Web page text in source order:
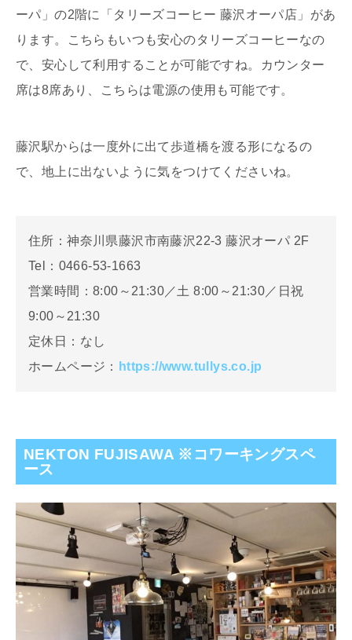
ーパ」の2階に「タリーズコーヒー 藤沢オーパ店」があ
ります。こちらもいつも安心のタリーズコーヒーなの
で、安心して利用することが可能ですね。カウンター
席は8席あり、こちらは電源の使用も可能です。
藤沢駅からは一度外に出て歩道橋を渡る形になるの
で、地上に出ないように気をつけてくださいね。
住所：神奈川県藤沢市南藤沢22-3 藤沢オーパ 2F
Tel：0466-53-1663
営業時間：8:00～21:30／土 8:00～21:30／日祝
9:00～21:30
定休日：なし
ホームページ：
https://www.tullys.co.jp
NEKTON FUJISAWA ※コワーキングスペ
ース